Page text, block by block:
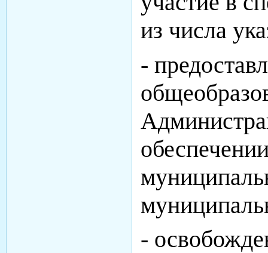
из числа
-
-